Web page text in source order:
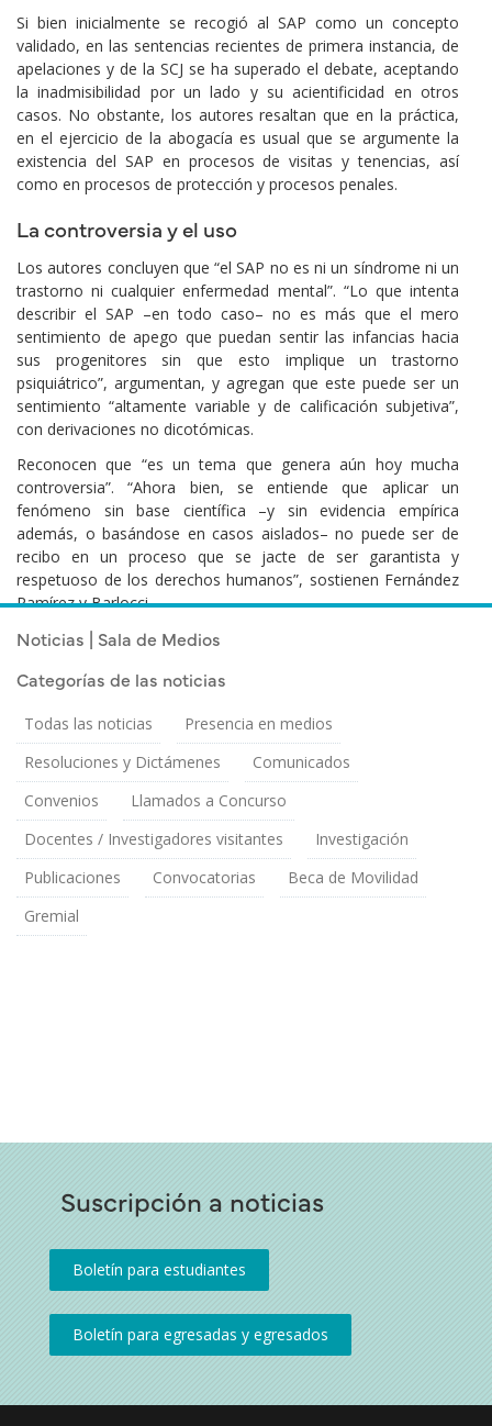
Noticias | Sala de Medios
Categorías de las noticias
Todas las noticias
Presencia en medios
Resoluciones y Dictámenes
Comunicados
Convenios
Llamados a Concurso
Docentes / Investigadores visitantes
Investigación
Publicaciones
Convocatorias
Beca de Movilidad
Gremial
Si bien inicialmente se recogió al SAP como un concepto
validado, en las sentencias recientes de primera instancia, de
apelaciones y de la SCJ se ha superado el debate, aceptando
la inadmisibilidad por un lado y su acientificidad en otros
casos. No obstante, los autores resaltan que en la práctica,
en el ejercicio de la abogacía es usual que se argumente la
existencia del SAP en procesos de visitas y tenencias, así
como en procesos de protección y procesos penales.
La controversia y el uso
Los autores concluyen que “el SAP no es ni un síndrome ni un
trastorno ni cualquier enfermedad mental”. “Lo que intenta
describir el SAP –en todo caso– no es más que el mero
sentimiento de apego que puedan sentir las infancias hacia
sus progenitores sin que esto implique un trastorno
psiquiátrico”, argumentan, y agregan que este puede ser un
sentimiento “altamente variable y de calificación subjetiva”,
con derivaciones no dicotómicas.
Reconocen que “es un tema que genera aún hoy mucha
controversia”. “Ahora bien, se entiende que aplicar un
fenómeno sin base científica –y sin evidencia empírica
además, o basándose en casos aislados– no puede ser de
recibo en un proceso que se jacte de ser garantista y
respetuoso de los derechos humanos”, sostienen Fernández
Ramírez y Barlocci.
Suscripción a noticias